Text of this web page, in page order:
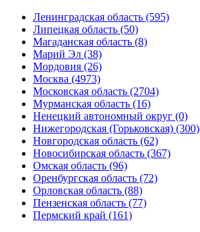
Ленинградская область (595)
Липецкая область (50)
Магаданская область (8)
Марий Эл (38)
Мордовия (26)
Москва (4973)
Московская область (2704)
Мурманская область (16)
Ненецкий автономный округ (0)
Нижегородская (Горьковская) (300)
Новгородская область (62)
Новосибирская область (367)
Омская область (96)
Оренбургская область (72)
Орловская область (88)
Пензенская область (77)
Пермский край (161)